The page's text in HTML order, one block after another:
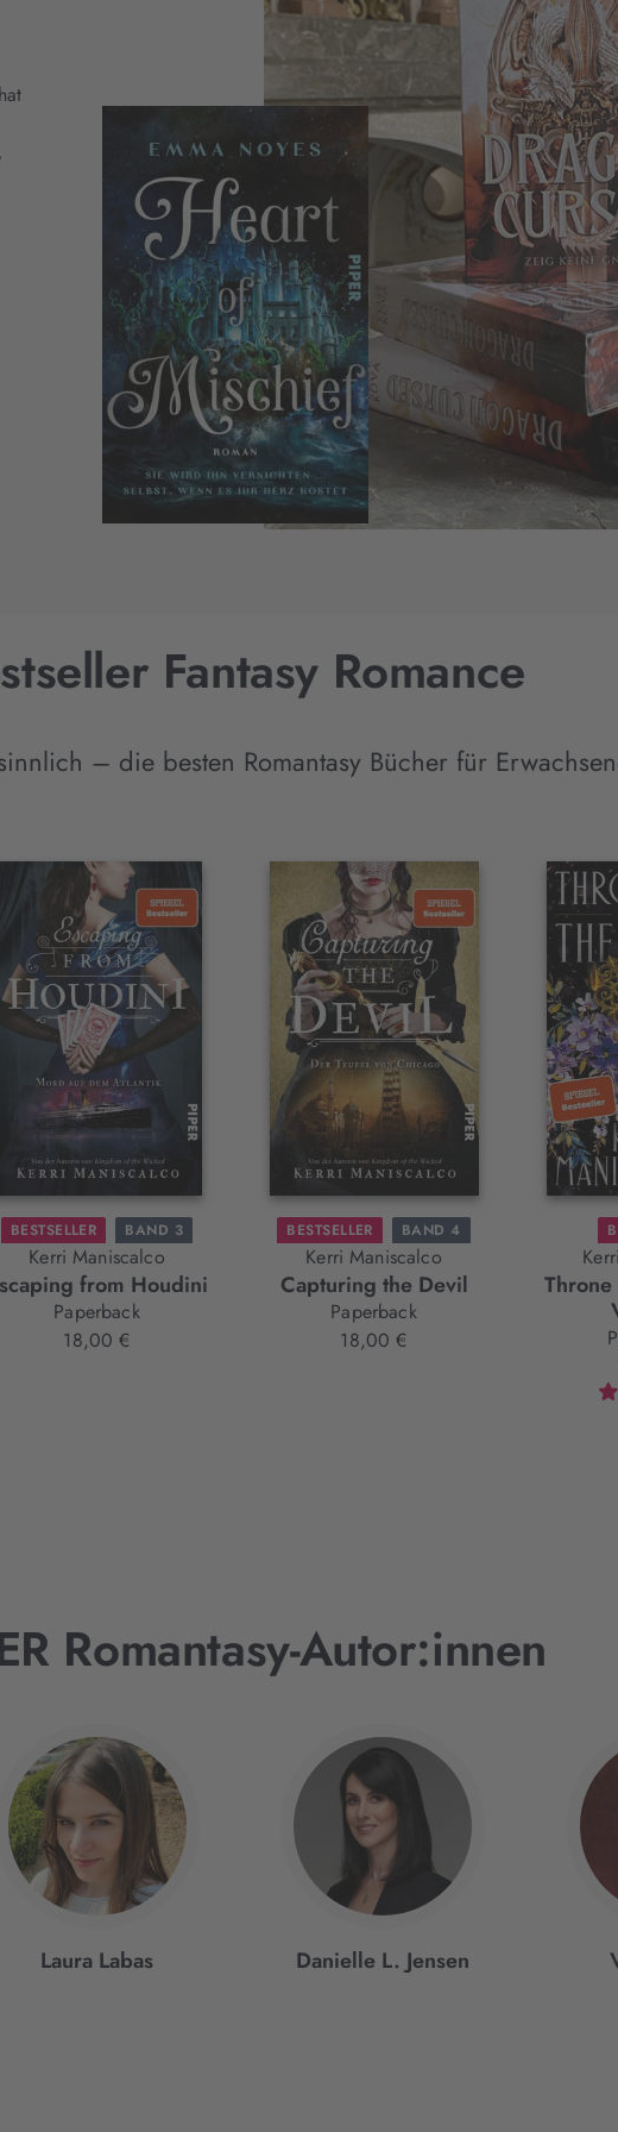
Fantasy Romance
– die besten Romantasy Bücher für
BESTSELLER BAND 3
Kerri Maniscalco
from Houdini
Paperback
18,00 €
BESTSELLER BAND 4
Kerri Maniscalco
Capturing the Devil
Paperback
18,00 €
Romantasy-Autor:innen
Laura Labas Danielle L. Jensen